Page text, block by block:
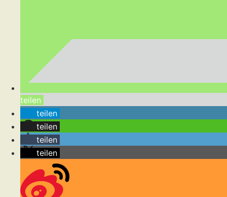
teilen
teilen
teilen
teilen
teilen